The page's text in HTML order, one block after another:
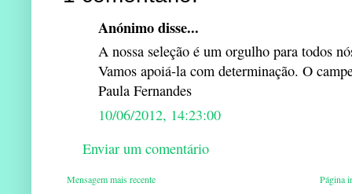
Anónimo disse...
A nossa seleção é um orgulho para todos
Vamos apoiá-la com determinação. O
Paula Fernandes
10/06/2012, 14:23:00
Enviar um comentário
Mensagem mais recente Página